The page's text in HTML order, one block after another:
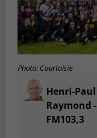
Photo: Courtoisie
Henri-Paul
Raymond -
FM103,3